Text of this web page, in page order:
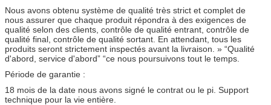
Nous avons obtenu système de qualité très strict et complet de
nous assurer que chaque produit répondra à des exigences de
qualité selon des clients, contrôle de qualité entrant, contrôle de
qualité final, contrôle de qualité sortant. En attendant, tous les
produits seront strictement inspectés avant la livraison. » “Qualité
d'abord, service d'abord” “ce nous poursuivons tout le temps.
Période de garantie :
18 mois de la date nous avons signé le contrat ou le pi. Support
technique pour la vie entière.